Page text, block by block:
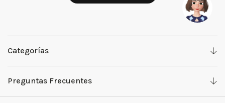
Categorías
Preguntas Frecuentes